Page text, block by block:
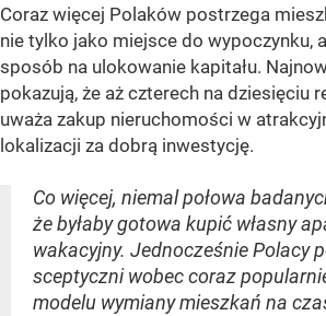
Coraz więcej Polaków postrzega
nie tylko jako miejsce do wypoczynku,
sposób na ulokowanie kapitału.
pokazują, że aż czterech na dziesięciu
uważa zakup nieruchomości w
lokalizacji za dobrą inwestycję.
Co więcej, niemal połowa
że byłaby gotowa kupić własny
wakacyjny. Jednocześnie Polacy
sceptyczni wobec coraz
modelu wymiany mieszkań na